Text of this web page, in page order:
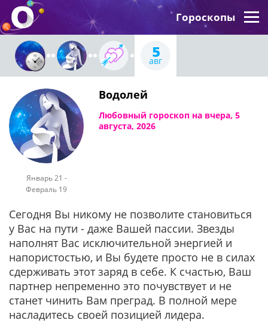
Гороскопы
5
авг
Январь 21 -
Февраль 19
Водолей
Любовный гороскоп на вчера, 5
августа, 2026
Сегодня Вы никому не позволите становиться
у Вас на пути - даже Вашей пассии. Звезды
наполнят Вас исключительной энергией и
напористостью, и Вы будете просто не в силах
сдерживать этот заряд в себе. К счастью, Ваш
партнер непременно это почувствует и не
станет чинить Вам преград. В полной мере
насладитесь своей позицией лидера.